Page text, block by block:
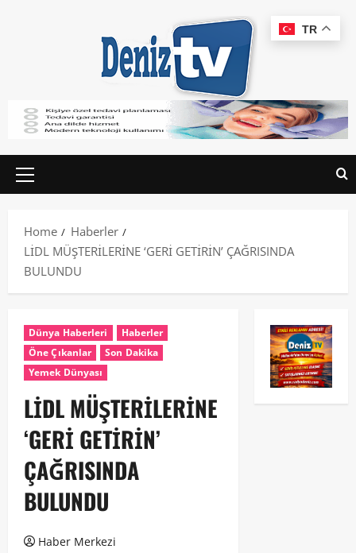
Home
Haberler
LİDL MÜŞTERİLERİNE ‘GERİ GETİRİN’ ÇAĞRISINDA
BULUNDU
Dünya Haberleri
Haberler
Öne Çıkanlar
Son Dakika
Yemek Dünyası
LİDL MÜŞTERİLERİNE
‘GERİ GETİRİN’
ÇAĞRISINDA
BULUNDU
Haber Merkezi
TR